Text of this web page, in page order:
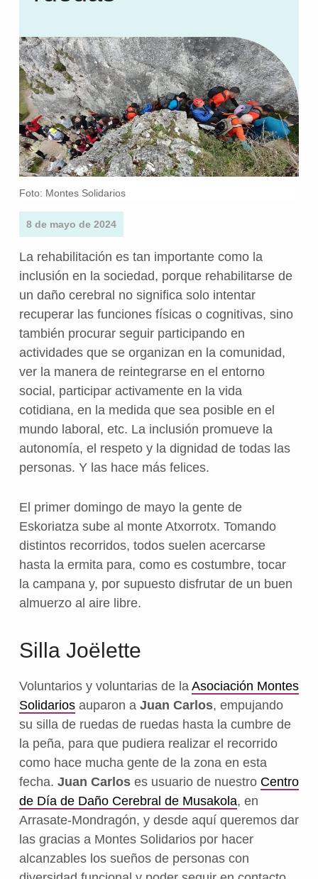
Foto: Montes Solidarios
8 de mayo de 2024
La rehabilitación es tan importante como la
inclusión en la sociedad, porque rehabilitarse de
un daño cerebral no significa solo intentar
recuperar las funciones físicas o cognitivas, sino
también procurar seguir participando en
actividades que se organizan en la comunidad,
ver la manera de reintegrarse en el entorno
social, participar activamente en la vida
cotidiana, en la medida que sea posible en el
mundo laboral, etc. La inclusión promueve la
autonomía, el respeto y la dignidad de todas las
personas. Y las hace más felices.
El primer domingo de mayo la gente de
Eskoriatza sube al monte Atxorrotx. Tomando
distintos recorridos, todos suelen acercarse
hasta la ermita para, como es costumbre, tocar
la campana y, por supuesto disfrutar de un buen
almuerzo al aire libre.
Silla Joëlette
Voluntarios y voluntarias de la Asociación Montes
Solidariosauparon a Juan Carlos, empujando
su silla de ruedas de ruedas hasta la cumbre de
la peña, para que pudiera realizar el recorrido
como hace mucha gente de la zona en esta
fecha. Juan Carloses usuario de nuestro Centro
de Día de Daño Cerebral de Musakola, en
Arrasate-Mondragón, y desde aquí queremos dar
las gracias a Montes Solidarios por hacer
alcanzables los sueños de personas con